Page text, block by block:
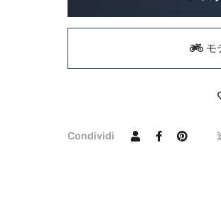
モ
Condividi